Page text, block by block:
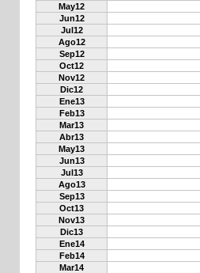
May12
Jun12
Jul12
Ago12
Sep12
Oct12
Nov12
Dic12
Ene13
Feb13
Mar13
Abr13
May13
Jun13
Jul13
Ago13
Sep13
Oct13
Nov13
Dic13
Ene14
Feb14
Mar14